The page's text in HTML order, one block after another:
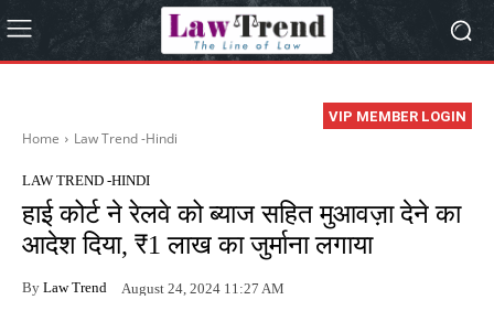
VIP MEMBER LOGIN
Home Law Trend -Hindi
LAW TREND -HINDI
हाई कोर्ट ने रेलवे को ब्याज सहित मुआवज़ा देने का
आदेश दिया, ₹1 लाख का जुर्माना लगाया
By Law Trend August 24, 2024 11:27 AM